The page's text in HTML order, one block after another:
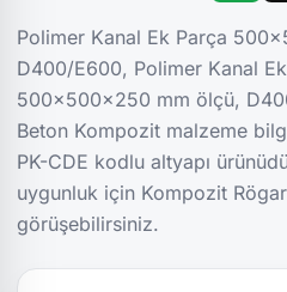
Polimer Kanal Ek Parça
D400/E600, Polimer Kanal
500x500x250 mm ölçü,
Beton Kompozit malzeme
PK-CDE kodlu altyapı
uygunluk için Kompozit
görüşebilirsiniz.